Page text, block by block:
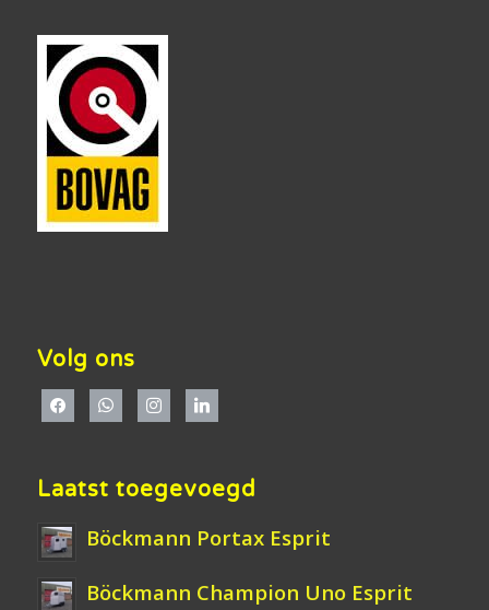
Volg ons
Laatst toegevoegd
Böckmann Portax Esprit
Böckmann Champion Uno Esprit